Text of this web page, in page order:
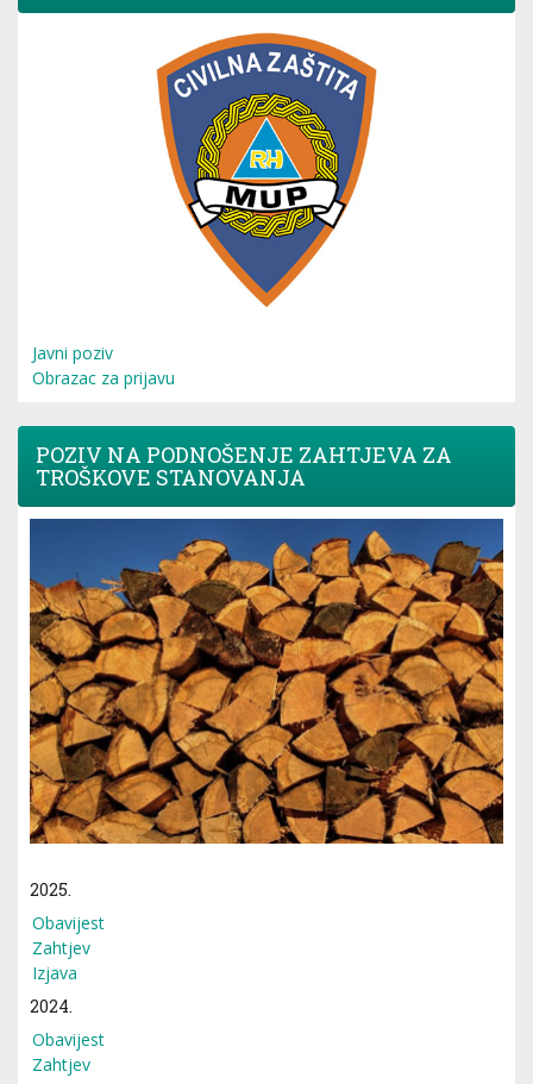
Javni poziv
Obrazac za prijavu
POZIV NA PODNOŠENJE ZAHTJEVA ZA
TROŠKOVE STANOVANJA
2025.
Obavijest
Zahtjev
Izjava
2024.
Obavijest
Zahtjev